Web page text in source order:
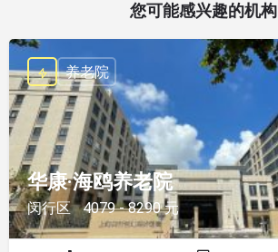
您可能感兴趣的机构
华康·海鸥养老院
闵行区 4079 - 8290 元
养老院